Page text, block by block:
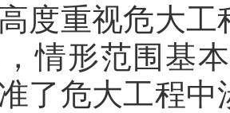
高度重视危大
情形范围基
了危大工程